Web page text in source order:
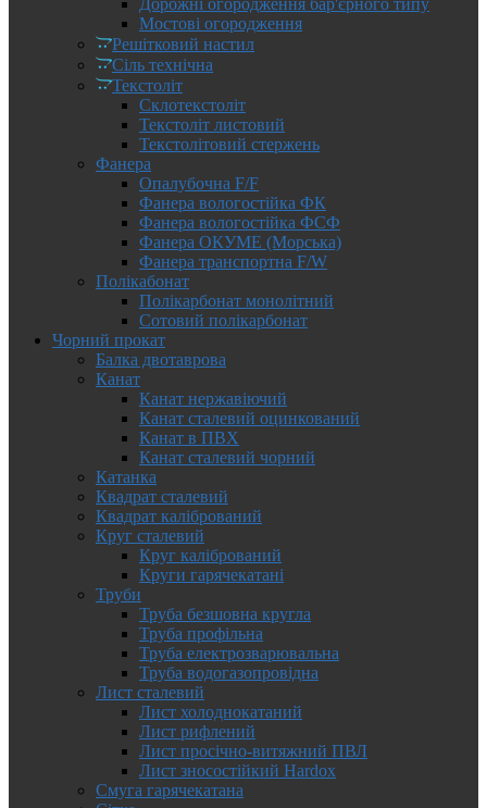
Дорожні огородження бар'єрного типу
Мостові огородження
Решітковий настил
Сіль технічна
Текстоліт
Склотекстоліт
Текстоліт листовий
Текстолітовий стержень
Фанера
Опалубочна F/F
Фанера вологостійка ФК
Фанера вологостійка ФСФ
Фанера ОКУМЕ (Морська)
Фанера транспортна F/W
Полікабонат
Полікарбонат монолітний
Сотовий полікарбонат
Чорний прокат
Балка двотаврова
Канат
Канат нержавіючий
Канат сталевий оцинкований
Канат в ПВХ
Канат сталевий чорний
Катанка
Квадрат сталевий
Квадрат калібрований
Круг сталевий
Круг калібрований
Круги гарячекатані
Труби
Труба безшовна кругла
Труба профільна
Труба електрозварювальна
Труба водогазопровідна
Лист сталевий
Лист холоднокатаний
Лист рифлений
Лист просічно-витяжний ПВЛ
Лист зносостійкий Hardox
Смуга гарячекатана